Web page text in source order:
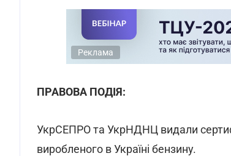
Реклама
ПРАВОВА ПОДІЯ:
УкрСЕПРО та УкрНДНЦ видали
виробленого в Україні бензину.